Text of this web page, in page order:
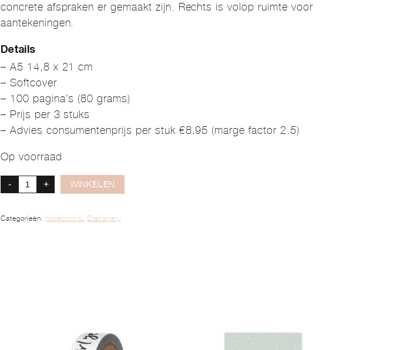
concrete afspraken er gemaakt zijn. Rechts is volop ruimte voor
aantekeningen.
Details
– A5 14,8 x 21 cm
– Softcover
– 100 pagina’s (80 grams)
– Prijs per 3 stuks
– Advies consumentenprijs per stuk €8,95 (marge factor 2.5)
Op voorraad
- + WINKELEN
Categorieën: Notebooks ,Stationery